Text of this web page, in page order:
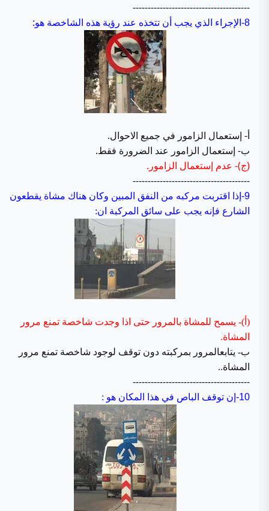
---------------------------------------
8- الإجراء الذي يجب أن تتخذه عند رؤية هذه الشاخصة هو:
أ- إستعمال الزامور في جميع الاحوال.
ب- إستعمال الزامور عند الضرورة فقط.
(ج)- عدم إستعمال الزامور.
---------------------------------------
9- إذا اقتربت مركبه من النفق المبين وكان هناك مشاة يقطعون
الشارع فإنه يجب على سائق المركبة ان:
(أ)- يسمح للمشاة بالمرور حتى اذا وجدت شاخصة تمنع مرور
المشاة.
ب- يتابعالمرور بمركبته دون توقف لوجود شاخصة تمنع مرور
المشاة..
---------------------------------------
10- إن توقف الباص في هذا المكان هو :